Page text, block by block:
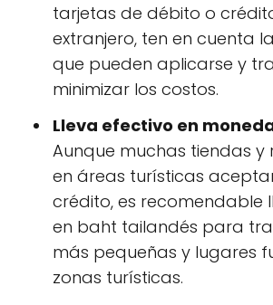
tarjetas de débito o
extranjero, ten en cuenta
que pueden aplicarse y
minimizar los costos.
Lleva efectivo en
Aunque muchas tiendas y
en áreas turísticas
crédito, es recomendable
en baht tailandés para
más pequeñas y lugares
zonas turísticas.